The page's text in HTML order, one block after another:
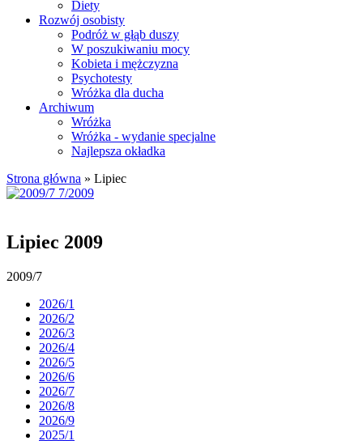
Diety
Rozwój osobisty
Podróż w głąb duszy
W poszukiwaniu mocy
Kobieta i mężczyzna
Psychotesty
Wróżka dla ducha
Archiwum
Wróżka
Wróżka - wydanie specjalne
Najlepsza okładka
Strona główna » Lipiec
Lipiec 2009
2009/7
2026/1
2026/2
2026/3
2026/4
2026/5
2026/6
2026/7
2026/8
2026/9
2025/1